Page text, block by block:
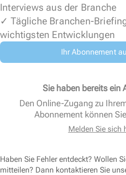
Interviews aus der Branche
✓ Tägliche Branchen-
wichtigsten Entwicklungen
Ihr Abonnement
Sie haben bereits ein
Den Online-Zugang zu
Abonnement können Sie
Melden Sie sich
Haben Sie Fehler entdeckt? Wollen
mitteilen? Dann kontaktieren Sie